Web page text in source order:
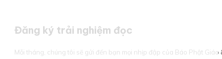
Đăng ký trải nghiệm đọc
Mỗi tháng, chúng tôi sẽ gửi đến bạn mọi nhịp đập của Báo Phật Giáo